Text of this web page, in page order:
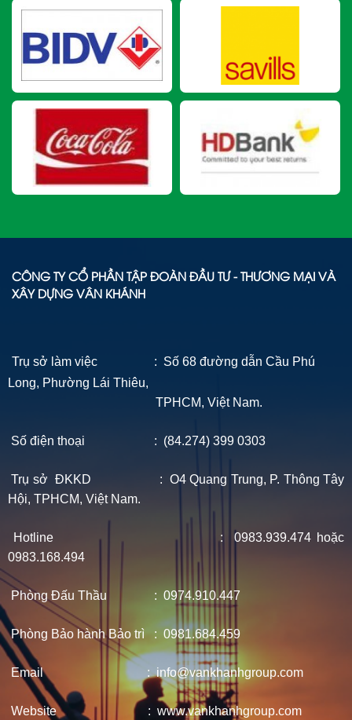
CÔNG TY CỔ PHẦN TẬP ĐOÀN ĐẦU TƯ - THƯƠNG MẠI VÀ
XÂY DỰNG VÂN KHÁNH
Trụ sở làm việc : Số 68 đường dẫn Cầu Phú
Long, Phường Lái Thiêu,
TPHCM, Việt Nam.
Số điện thoại : (84.274) 399 0303
Trụ sở ĐKKD : O4 Quang Trung, P. Thông Tây
Hội, TPHCM, Việt Nam.
Hotline : 0983.939.474 hoặc
0983.168.494
Phòng Đấu Thầu : 0974.910.447
Phòng Bảo hành Bảo trì : 0981.684.459
Email : info@vankhanhgroup.com
Website : www.vankhanhgroup.com